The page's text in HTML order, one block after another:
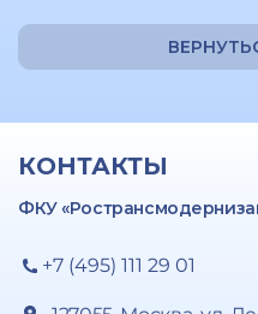
КОНТАКТЫ
ФКУ
+7 (495) 111 29 01